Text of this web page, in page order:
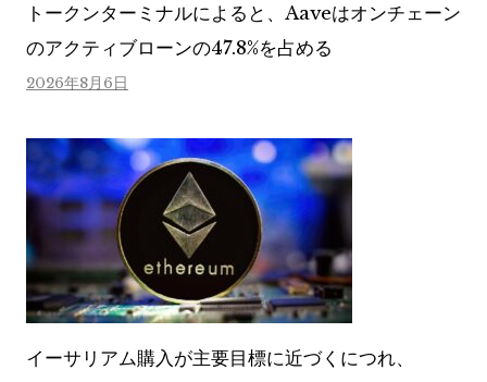
トークンターミナルによると、Aaveはオンチェーン
のアクティブローンの47.8%を占める
2026年8月6日
イーサリアム購入が主要目標に近づくにつれ、